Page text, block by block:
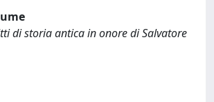
di storia antica in onore di Salvatore